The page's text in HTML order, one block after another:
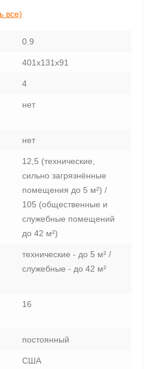
все)
0.9
401x131x91
4
нет
нет
12,5 (технические,
сильно загрязнённые
помещения до 5 м²) /
105 (общественные и
служебные помещений
до 42 м²)
технические - до 5 м² /
служебные - до 42 м²
16
постоянный
США